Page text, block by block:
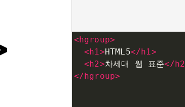
<hgroup>
<h1>HTML5</h1>
<h2>차세대 웹 표준</h2
</hgroup>